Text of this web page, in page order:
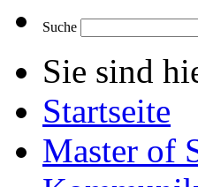
Suche
Sie sind
Startseite
Master of